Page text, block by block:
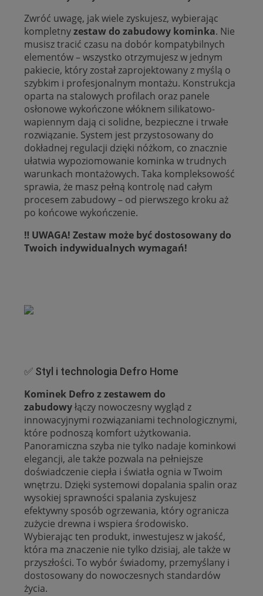
Zwróć uwagę, jak wiele zyskujesz, wybierając
kompletnyzestaw do zabudowy kominka. Nie
musisz tracić czasu na dobór kompatybilnych
elementów – wszystko otrzymujesz w jednym
pakiecie, który został zaprojektowany z myślą o
szybkim i profesjonalnym montażu. Konstrukcja
oparta na stalowych profilach oraz panele
osłonowe wykończone włóknem silikatowo-
wapiennym dają ci solidne, bezpieczne i trwałe
rozwiązanie. System jest przystosowany do
dokładnej regulacji dzięki nóżkom, co znacznie
ułatwia wypoziomowanie kominka w trudnych
warunkach montażowych. Taka kompleksowość
sprawia, że masz pełną kontrolę nad całym
procesem zabudowy – od pierwszego kroku aż
po końcowe wykończenie.
‼️ UWAGA! Zestaw może być dostosowany do
Twoich indywidualnych wymagań!
✅ Styl i technologia Defro Home
Kominek Defro z zestawem do
zabudowyłączy nowoczesny wygląd z
innowacyjnymi rozwiązaniami technologicznymi,
które podnoszą komfort użytkowania.
Panoramiczna szyba nie tylko nadaje kominkowi
elegancji, ale także pozwala na pełniejsze
doświadczenie ciepła i światła ognia w Twoim
wnętrzu. Dzięki systemowi dopalania spalin oraz
wysokiej sprawności spalania zyskujesz
efektywny sposób ogrzewania, który ogranicza
zużycie drewna i wspiera środowisko.
Wybierając ten produkt, inwestujesz w jakość,
która ma znaczenie nie tylko dzisiaj, ale także w
przyszłości. To wybór świadomy, przemyślany i
dostosowany do nowoczesnych standardów
życia.